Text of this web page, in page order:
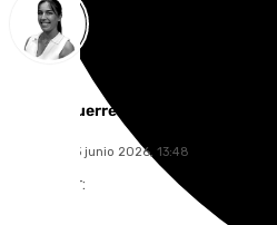
Blanca Guerrero
miércoles, 3 junio 2026, 13:48
Compartir: